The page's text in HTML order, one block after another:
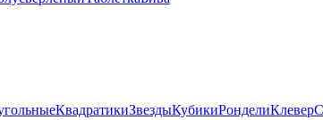
КвадратикиЗвездыКубикиРонделиКлевер